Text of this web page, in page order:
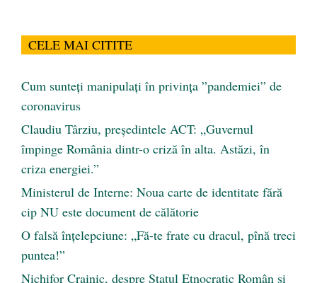
CELE MAI CITITE
Cum sunteți manipulați în privința ”pandemiei” de
coronavirus
Claudiu Târziu, președintele ACT: „Guvernul
împinge România dintr-o criză în alta. Astăzi, în
criza energiei.”
Ministerul de Interne: Noua carte de identitate fără
cip NU este document de călătorie
O falsă înțelepciune: „Fă-te frate cu dracul, pînă treci
puntea!”
Nichifor Crainic, despre Statul Etnocratic Român şi